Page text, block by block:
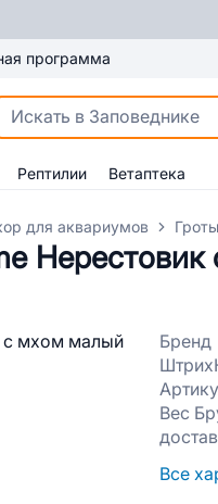
программа
Рептилии Ветаптека
для аквариумов
Бренд
Вес
Все